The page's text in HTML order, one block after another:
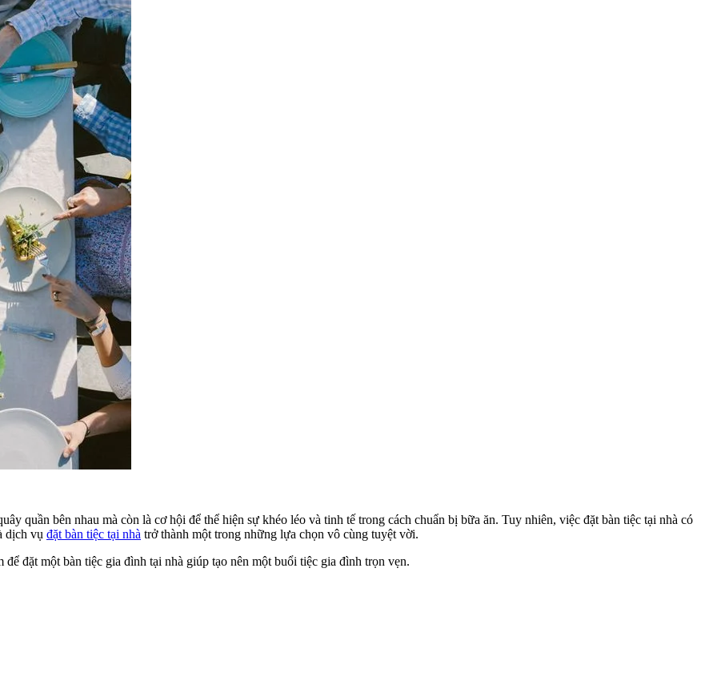
quần bên nhau mà còn là cơ hội để thể hiện sự khéo léo và tinh tế trong cách chuẩn bị bữa ăn. Tuy nhiên, việc đặt bàn tiệc tại nhà có
dịch vụ đặt bàn tiệc tại nhà trở thành một trong những lựa chọn vô cùng tuyệt vời.
đặt một bàn tiệc gia đình tại nhà giúp tạo nên một buổi tiệc gia đình trọn vẹn.